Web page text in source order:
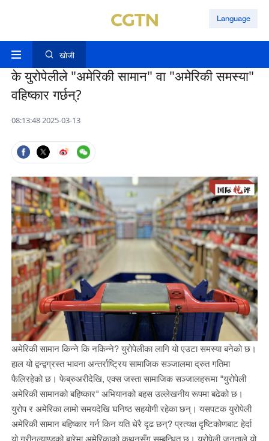
Language
खोजी
के युरोपेलीले "अमेरिकी सामान" वा "अमेरिकी समस्या"
वहिष्कार गर्छन्?
08:13:48 2025-03-13
अमेरिकी सामान किन्ने कि नकिन्ने? युरोपेलीका लागि यो एउटा समस्या बनेको छ।
हाल यो द्वन्द्वग्रस्त भावना अन्तर्राष्ट्रिय सामाजिक सञ्जालमा द्रुत गतिमा
फैलिरहेको छ। फेब्रुअरीदेखि, एक्स जस्ता सामाजिक सञ्जालहरूमा "युरोपेली
अमेरिकी सामानको बहिष्कार" अभियानको बहस उल्लेखनीय रूपमा बढेको छ।
युरोप र अमेरिका लामो समयदेखि घनिष्ठ सहयोगी रहेका छन्। यसपटक युरोपेली
अमेरिकी सामान बहिष्कार गर्न किन यति धेरै दृढ छन्? प्रत्यक्ष दृष्टिकोणबाट हेर्दा
यो ग्रीनल्याण्डको बारेमा अमेरिकाको कथनसँग सम्बन्धित छ। युरोपेली जनताले यो